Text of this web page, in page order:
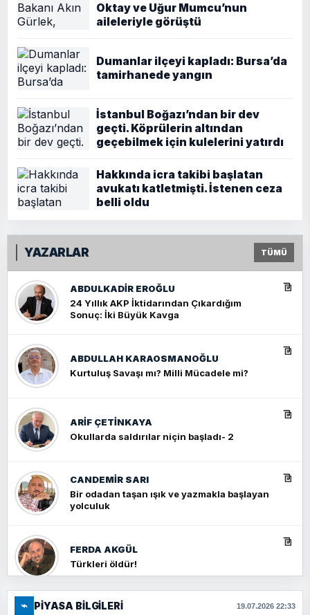
Oktay ve Uğur Mumcu’nun
aileleriyle görüştü
Dumanlar ilçeyi kapladı: Bursa’da
tamirhanede yangın
İstanbul Boğazı’ndan bir dev
geçti. Köprülerin altından
geçebilmek için kulelerini yatırdı
Hakkında icra takibi başlatan
avukatı katletmişti. İstenen ceza
belli oldu
YAZARLAR TÜMÜ
ABDULKADIR EROĞLU
24 Yıllık AKP İktidarından Çıkardığım
Sonuç: İki Büyük Kavga
ABDULLAH KARAOSMANOĞLU
Kurtuluş Savaşı mı? Milli Mücadele mi?
ARIF ÇETİNKAYA
Okullarda saldırılar niçin başladı- 2
CANDEMIR SARI
Bir odadan taşan ışık ve yazmakla başlayan
yolculuk
FERDA AKGÜL
Türkleri öldür!
FERHAT BÜYÜKKALKAN
⌁ PIYASA BILGILERI 19.07.2026 22:33